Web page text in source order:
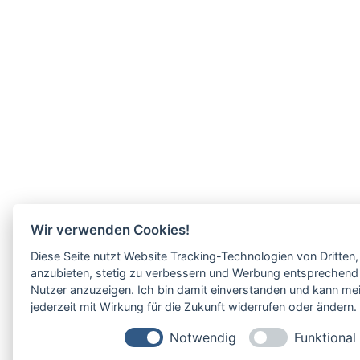
Wir verwenden Cookies!
Diese Seite nutzt Website Tracking-Technologien von
anzubieten, stetig zu verbessern und Werbung
Nutzer anzuzeigen. Ich bin damit einverstanden und kann
jederzeit mit Wirkung für die Zukunft widerrufen oder ändern.
Notwendig Funktional